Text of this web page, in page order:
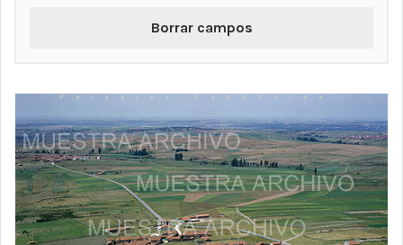
Borrar campos